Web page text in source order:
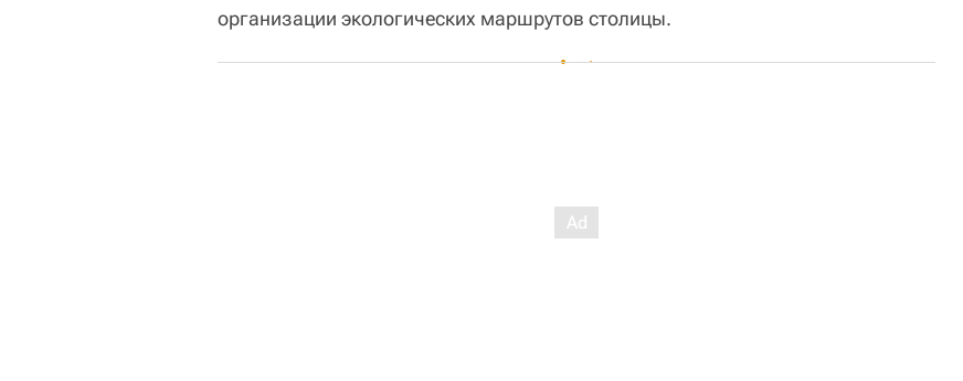
организации экологических маршрутов столицы.